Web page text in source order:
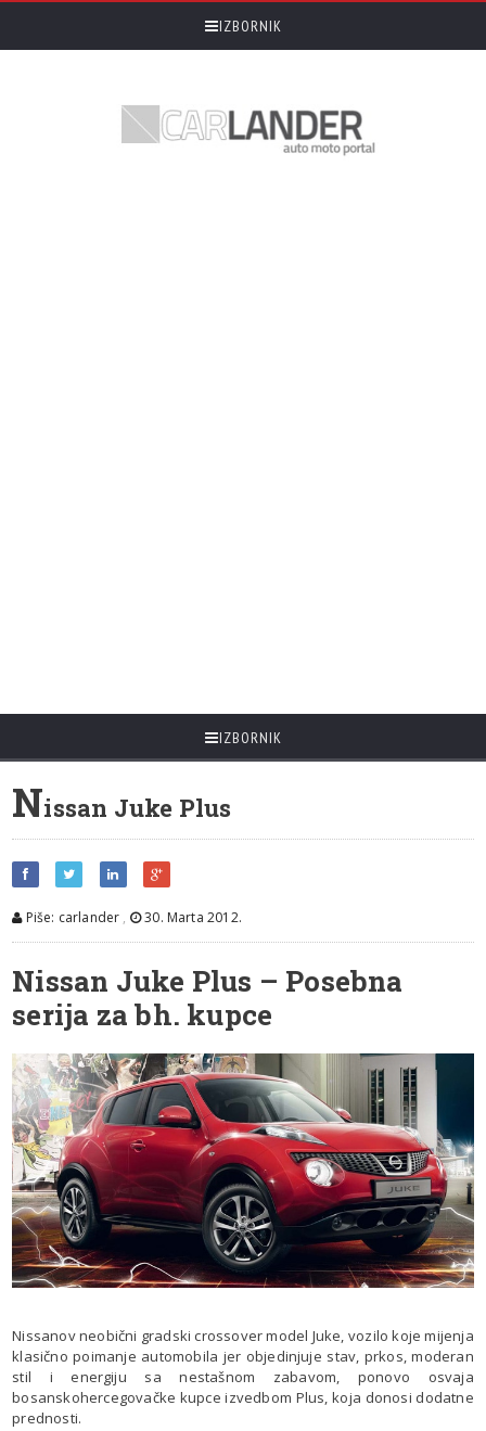
IZBORNIK
IZBORNIK
Nissan Juke Plus
Piše: carlander , 30. Marta 2012.
Nissan Juke Plus – Posebna
serija za bh. kupce
Nissanov neobični gradski crossover model Juke, vozilo koje mijenja
klasično poimanje automobila jer objedinjuje stav, prkos, moderan
stil i energiju sa nestašnom zabavom, ponovo osvaja
bosanskohercegovačke kupce izvedbom Plus, koja donosi dodatne
prednosti.